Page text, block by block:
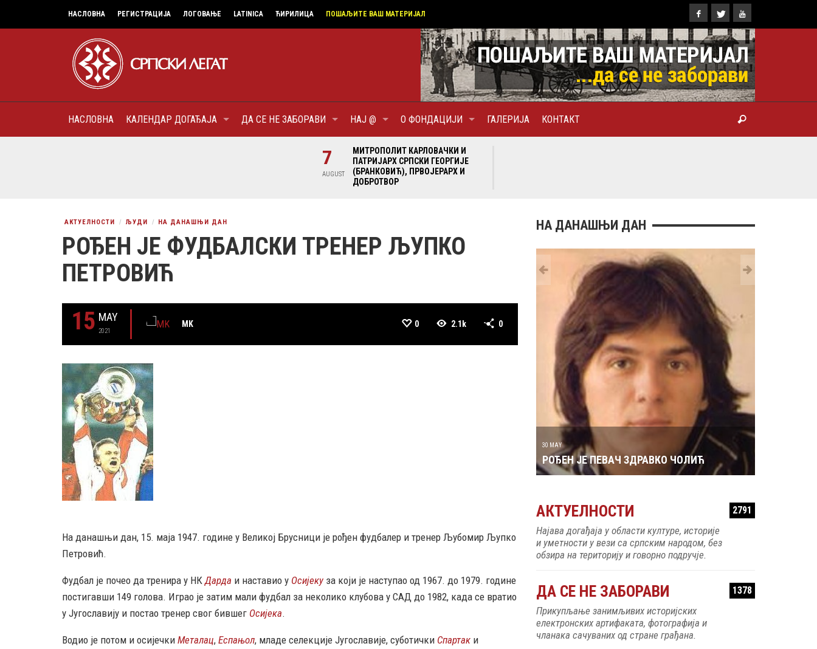
НАСЛОВНА РЕГИСТРАЦИЈА ЛОГОВАЊЕ LATINICA ЋИРИЛИЦА ПОШАЉИТЕ ВАШ МАТЕРИЈАЛ
НАСЛОВНА КАЛЕНДАР ДОГАЂАЈА ДА СЕ НЕ ЗАБОРАВИ НАЈ @ О ФОНДАЦИЈИ ГАЛЕРИЈА КОНТАКТ
7
AUGUST
МИТРОПОЛИТ КАРЛОВАЧКИ И
ПАТРИЈАРХ СРПСКИ ГЕОРГИЈЕ
(БРАНКОВИЋ), ПРВОЈЕРАРХ И
ДОБРОТВОР
АКТУЕЛНОСТИ ЉУДИ НА ДАНАШЊИ ДАН
РОЂЕН ЈЕ ФУДБАЛСКИ ТРЕНЕР ЉУПКО
ПЕТРОВИЋ
15 MAY
2021
MK 0 2.1k 0
На данашњи дан, 15. маја 1947. године у Великој Брусници је рођен фудбалер и тренер Љубомир Љупко
Петровић.
Фудбал је почео да тренира у НК Дарда и наставио у Осијеку за који је наступао од 1967. до 1979. године
постигавши 149 голова. Играо је затим мали фудбал за неколико клубова у САД до 1982, када се вратио
у Југославију и постао тренер свог бившег Осијека.
Водио је потом и осијечки Металац, Еспањол, младе селекције Југославије, суботички Спартак и
НА ДАНАШЊИ ДАН
29 MAY
РОЂЕН ЈЕ ГЛУМАЦ МИЛУТИН МИЋА ТАТИЋ
30 MAY
РОЂЕН ЈЕ ПЕВАЧ ЗДРАВКО ЧОЛИЋ
АКТУЕЛНОСТИ 2791
Најава догађаја у области културе, историје
и уметности у вези са српским народом, без
обзира на територију и говорно подручје.
ДА СЕ НЕ ЗАБОРАВИ 1378
Прикупљање занимљивих историјских
електронских артифаката, фотографија и
чланака сачуваних од стране грађана.